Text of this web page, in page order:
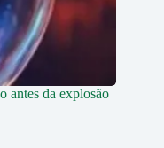
antes da explosão